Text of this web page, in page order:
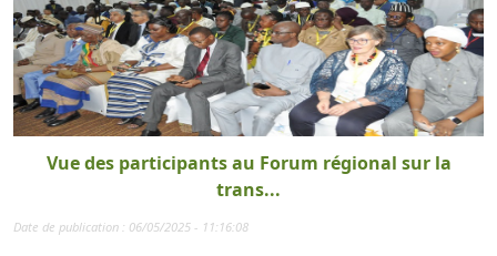
Vue des participants au Forum régional sur la
trans...
Date de publication : 06/05/2025 - 11:16:08